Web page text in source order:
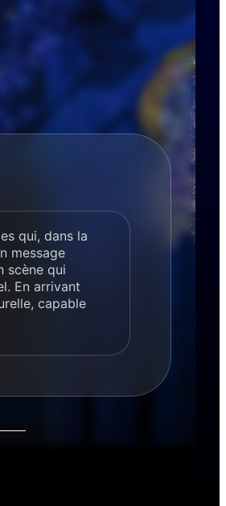
qui, dans la
message
scène qui
En arrivant
capable